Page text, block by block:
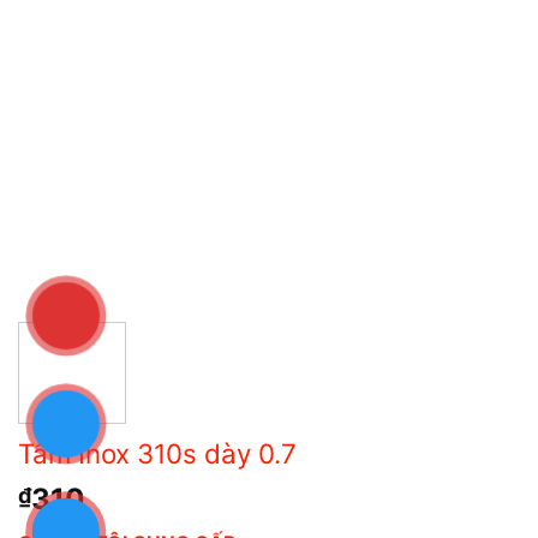
Tấm Inox 310s dày 0.7
₫310